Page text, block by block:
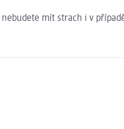
mít strach i v